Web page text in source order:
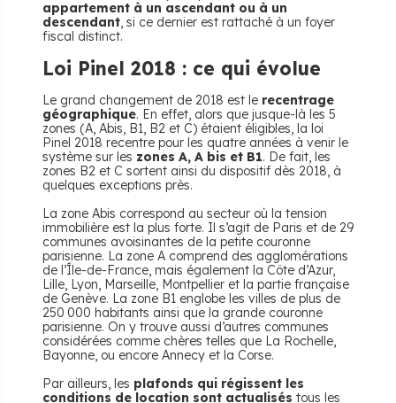
appartement à un ascendant ou à un
descendant, si ce dernier est rattaché à un foyer
fiscal distinct.
Loi Pinel 2018 : ce qui évolue
Le grand changement de 2018 est le recentrage
géographique. En effet, alors que jusque-là les 5
zones (A, Abis, B1, B2 et C) étaient éligibles, la loi
Pinel 2018 recentre pour les quatre années à venir le
système sur les zones A, A bis et B1. De fait, les
zones B2 et C sortent ainsi du dispositif dès 2018, à
quelques exceptions près.
La zone Abis correspond au secteur où la tension
immobilière est la plus forte. Il s’agit de Paris et de 29
communes avoisinantes de la petite couronne
parisienne. La zone A comprend des agglomérations
de l’Île-de-France, mais également la Côte d’Azur,
Lille, Lyon, Marseille, Montpellier et la partie française
de Genève. La zone B1 englobe les villes de plus de
250 000 habitants ainsi que la grande couronne
parisienne. On y trouve aussi d’autres communes
considérées comme chères telles que La Rochelle,
Bayonne, ou encore Annecy et la Corse.
Par ailleurs, les plafonds qui régissent les
conditions de location sont actualisés tous les